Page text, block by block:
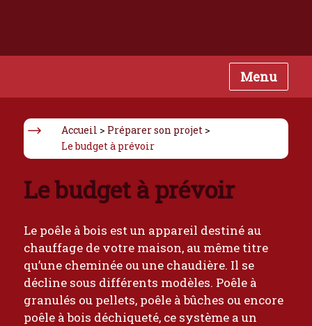
Menu
Accueil > Préparer son projet >
Le budget à prévoir
Le budget à prévoir
Le poêle à bois est un appareil destiné au
chauffage de votre maison, au même titre
qu’une cheminée ou une chaudière. Il se
décline sous différents modèles. Poêle à
granulés ou pellets, poêle à bûches ou encore
poêle à bois déchiqueté, ce système a un